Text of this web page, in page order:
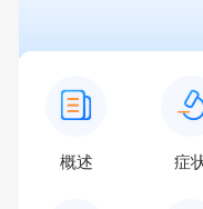
概述 症